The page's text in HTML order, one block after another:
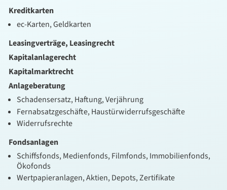
Kreditkarten
ec-Karten, Geldkarten
Leasingverträge, Leasingrecht
Kapitalanlagerecht
Kapitalmarktrecht
Anlageberatung
Schadensersatz, Haftung, Verjährung
Fernabsatzgeschäfte, Haustürwiderrufsgeschäfte
Widerrufsrechte
Fondsanlagen
Schiffsfonds, Medienfonds, Filmfonds, Immobilienfonds,
Ökofonds
Wertpapieranlagen, Aktien, Depots, Zertifikate